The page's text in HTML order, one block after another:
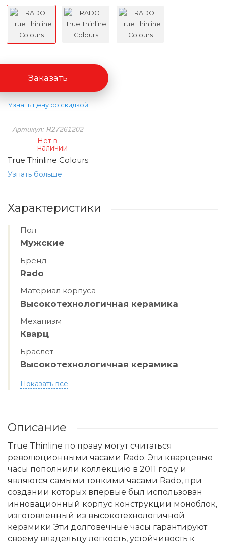
Артикул: R27261202
Нет в
наличии
True Thinline Colours
Узнать больше
Заказать
Узнать цену со скидкой
Характеристики
Пол
Мужские
Бренд
Rado
Материал корпуса
Высокотехнологичная керамика
Механизм
Кварц
Браслет
Высокотехнологичная керамика
Показать всё
Описание
True Thinline по праву могут считаться
революционными часами Rado. Эти кварцевые
часы пополнили коллекцию в 2011 году и
являются самыми тонкими часами Rado, при
создании которых впервые был использован
инновационный корпус конструкции моноблок,
изготовленный из высокотехнологичной
керамики Эти долговечные часы гарантируют
своему владельцу легкость, устойчивость к